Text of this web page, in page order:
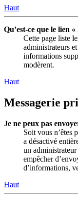
Haut
Qu’est-ce que le lien «
Cette page liste
administrateurs
informations
modèrent.
Haut
Messagerie
Je ne peux pas
Soit vous n’êtes
a désactivé
un
empêcher
d’informations,
Haut